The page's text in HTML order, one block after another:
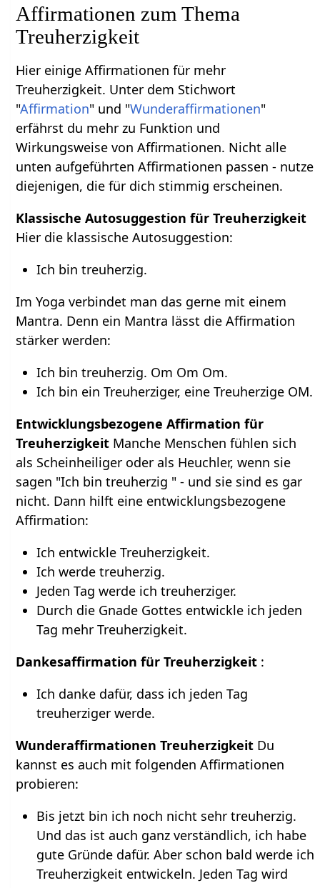
Affirmationen zum Thema
Treuherzigkeit
Hier einige Affirmationen für mehr
Treuherzigkeit. Unter dem Stichwort
"Affirmation" und "Wunderaffirmationen"
erfährst du mehr zu Funktion und
Wirkungsweise von Affirmationen. Nicht alle
unten aufgeführten Affirmationen passen - nutze
diejenigen, die für dich stimmig erscheinen.
Klassische Autosuggestion für Treuherzigkeit
Hier die klassische Autosuggestion:
Ich bin treuherzig.
Im Yoga verbindet man das gerne mit einem
Mantra. Denn ein Mantra lässt die Affirmation
stärker werden:
Ich bin treuherzig. Om Om Om.
Ich bin ein Treuherziger, eine Treuherzige OM.
Entwicklungsbezogene Affirmation für
Treuherzigkeit Manche Menschen fühlen sich
als Scheinheiliger oder als Heuchler, wenn sie
sagen "Ich bin treuherzig " - und sie sind es gar
nicht. Dann hilft eine entwicklungsbezogene
Affirmation:
Ich entwickle Treuherzigkeit.
Ich werde treuherzig.
Jeden Tag werde ich treuherziger.
Durch die Gnade Gottes entwickle ich jeden
Tag mehr Treuherzigkeit.
Dankesaffirmation für Treuherzigkeit :
Ich danke dafür, dass ich jeden Tag
treuherziger werde.
Wunderaffirmationen Treuherzigkeit Du
kannst es auch mit folgenden Affirmationen
probieren:
Bis jetzt bin ich noch nicht sehr treuherzig.
Und das ist auch ganz verständlich, ich habe
gute Gründe dafür. Aber schon bald werde ich
Treuherzigkeit entwickeln. Jeden Tag wird